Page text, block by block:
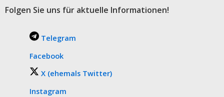
Folgen Sie uns für aktuelle Informationen!
Telegram
Facebook
X (ehemals Twitter)
Instagram